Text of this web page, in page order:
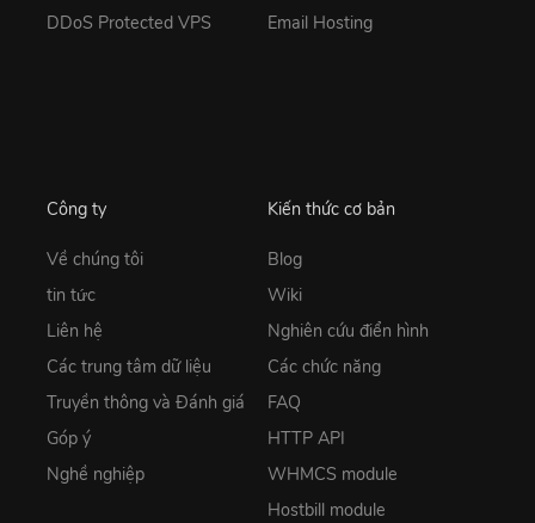
DDoS Protected VPS
Email Hosting
Công ty
Về chúng tôi
tin tức
Liên hệ
Các trung tâm dữ liệu
Truyền thông và Đánh giá
Góp ý
Nghề nghiệp
Kiến thức cơ bản
Blog
Wiki
Nghiên cứu điển hình
Các chức năng
FAQ
HTTP API
WHMCS module
Hostbill module